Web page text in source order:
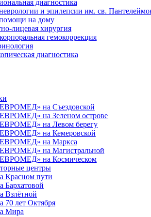
диагностика
и эпилепсии им. св.
на дому
лицевая хирургия
гемокоррекция
диагностика
на Съездовской
на Зеленом острове
на Левом берегу
на Кемеровской
на Маркса
на Магистральной
на Космическом
центры
Красном пути
Бархатовой
Взлётной
70 лет Октября
Мира